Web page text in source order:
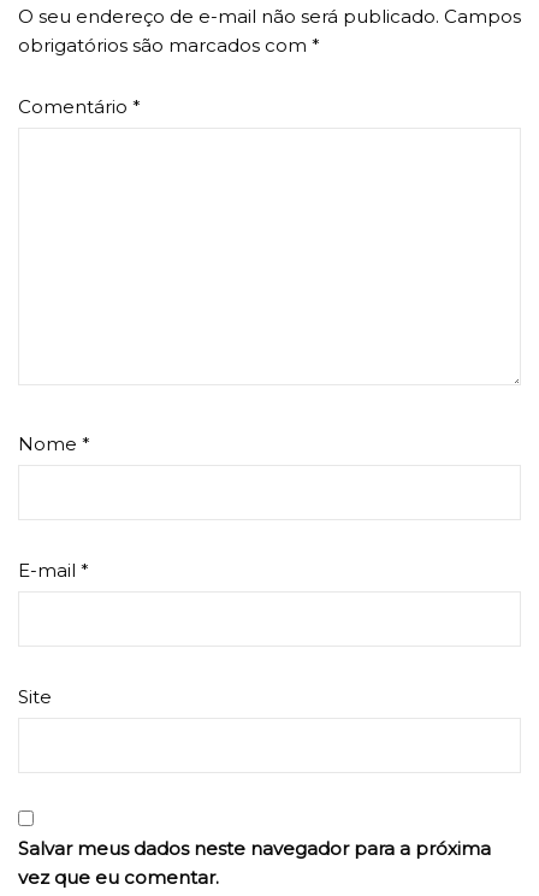
O seu endereço de e-mail não será publicado. Campos
obrigatórios são marcados com *
Comentário *
Nome *
E-mail *
Site
Salvar meus dados neste navegador para a próxima
vez que eu comentar.